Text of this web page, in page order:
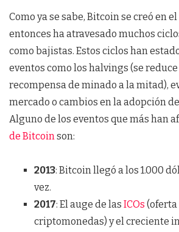
Como ya se sabe, Bitcoin se creó en
entonces ha atravesado muchos
como bajistas. Estos ciclos han
eventos como los halvings (se reduce
recompensa de minado a la mitad),
mercado o cambios en la adopción
Alguno de los eventos que más han
de Bitcoinson:
2013: Bitcoin llegó a los 1.000
vez.
2017: El auge de las ICOs
criptomonedas) y el creciente